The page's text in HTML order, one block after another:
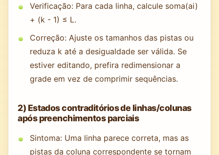
Verificação: Para cada linha, calcule soma(ai)
+ (k - 1) ≤ L.
Correção: Ajuste os tamanhos das pistas ou
reduza k até a desigualdade ser válida. Se
estiver editando, prefira redimensionar a
grade em vez de comprimir sequências.
2) Estados contraditórios de linhas/colunas
após preenchimentos parciais
Sintoma: Uma linha parece correta, mas as
pistas da coluna correspondente se tornam